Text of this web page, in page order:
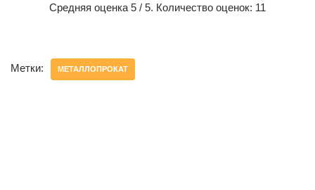
Средняя оценка 5 / 5. Количество оценок: 11
Метки: МЕТАЛЛОПРОКАТ